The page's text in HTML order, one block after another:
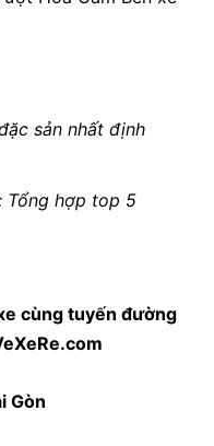
sản nhất định
Tổng hợp top 5
cùng tuyến đường
Gòn